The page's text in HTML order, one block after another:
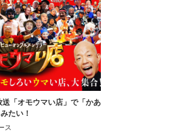
送「オモウマい店」で「かあ
たい！
ス